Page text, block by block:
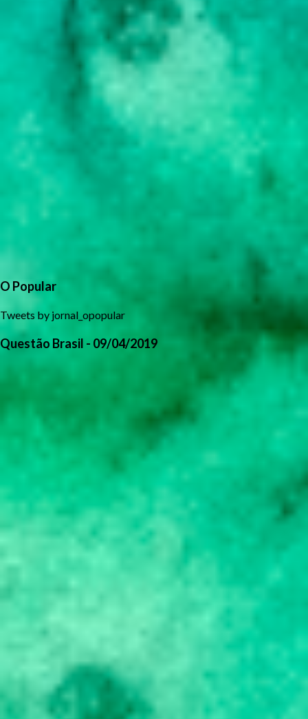
O Popular
Tweets by jornal_opopular
Questão Brasil - 09/04/2019